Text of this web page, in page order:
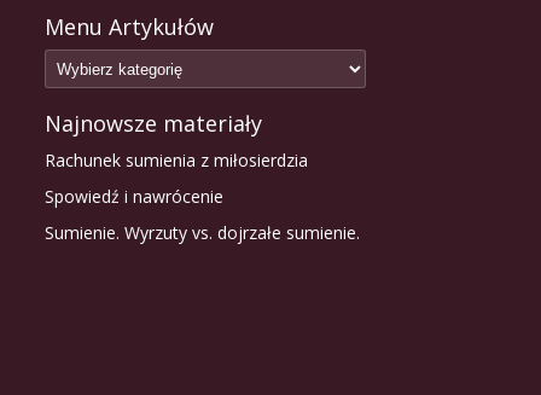
Menu Artykułów
Najnowsze materiały
Rachunek sumienia z miłosierdzia
Spowiedź i nawrócenie
Sumienie. Wyrzuty vs. dojrzałe sumienie.